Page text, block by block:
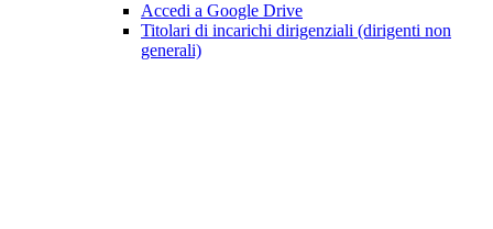
Accedi a Google Drive
Titolari di incarichi dirigenziali (dirigenti non
generali)